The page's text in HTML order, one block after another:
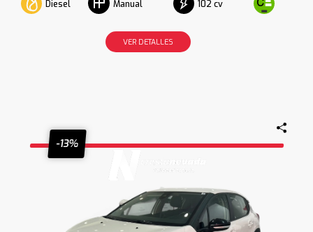
Diesel Manual 102 cv
VER DETALLES
-13%